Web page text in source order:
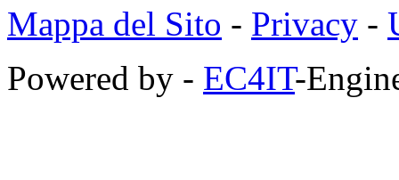
Mappa del Sito - Privacy -
Powered by - EC4IT-